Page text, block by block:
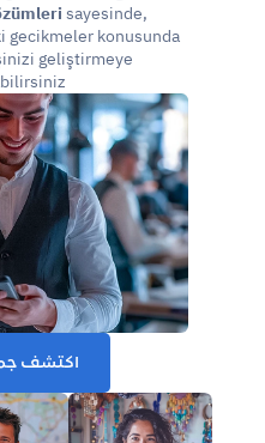
sayesinde,
gecikmeler konusunda
geliştirmeye
اكتشف